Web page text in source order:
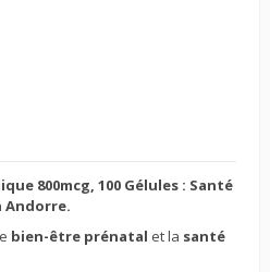
800mcg, 100 Gélules : Santé
Andorre.
bien-être prénatal et la santé